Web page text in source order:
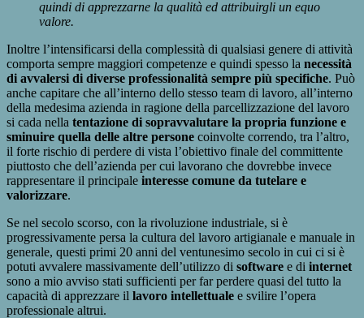
quindi di apprezzarne la qualità ed attribuirgli un equo
valore.
Inoltre l’intensificarsi della complessità di qualsiasi genere di attività
comporta sempre maggiori competenze e quindi spesso la necessità
di avvalersi di diverse professionalità sempre più specifiche. Può
anche capitare che all’interno dello stesso team di lavoro, all’interno
della medesima azienda in ragione della parcellizzazione del lavoro
si cada nella tentazione di sopravvalutare la propria funzione e
sminuire quella delle altre persone coinvolte correndo, tra l’altro,
il forte rischio di perdere di vista l’obiettivo finale del committente
piuttosto che dell’azienda per cui lavorano che dovrebbe invece
rappresentare il principale interesse comune da tutelare e
valorizzare.
Se nel secolo scorso, con la rivoluzione industriale, si è
progressivamente persa la cultura del lavoro artigianale e manuale in
generale, questi primi 20 anni del ventunesimo secolo in cui ci si è
potuti avvalere massivamente dell’utilizzo di software e di internet
sono a mio avviso stati sufficienti per far perdere quasi del tutto la
capacità di apprezzare il lavoro intellettuale e svilire l’opera
professionale altrui.